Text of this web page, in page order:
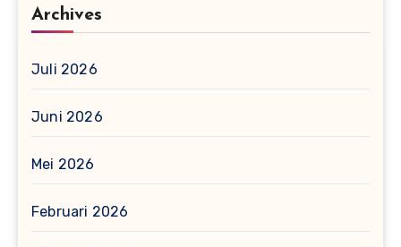
Archives
Juli 2026
Juni 2026
Mei 2026
Februari 2026